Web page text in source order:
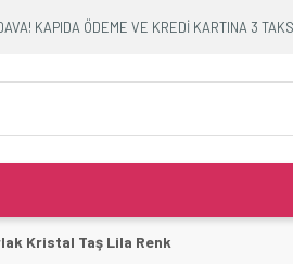
KAPIDA ÖDEME VE KREDİ KARTINA 3
Kristal Taş Lila Renk